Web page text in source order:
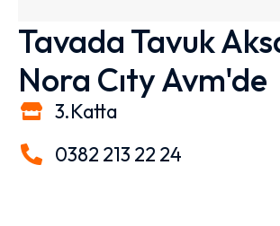
Tavada Tavuk
Nora Cıty Avm'de​
3.Katta
0382 213 22 24